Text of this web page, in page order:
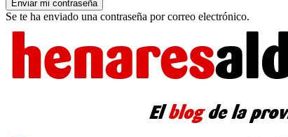
Se te ha enviado una contraseña por correo electrónico.